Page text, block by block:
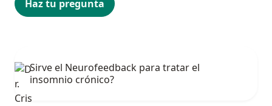
Haz tu pregunta
Sirve el Neurofeedback para tratar el
insomnio crónico?